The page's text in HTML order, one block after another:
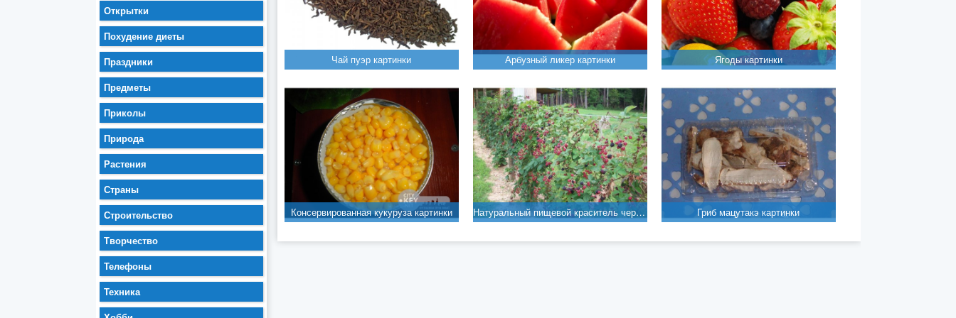
Чай пуэр картинки Арбузный ликер картинки Ягоды картинки
Консервированная кукуруза картинки Натуральный пищевой краситель черный «Ежевика» картинки Гриб мацутакэ картинки
Открытки
Похудение диеты
Праздники
Предметы
Приколы
Природа
Растения
Страны
Строительство
Творчество
Телефоны
Техника